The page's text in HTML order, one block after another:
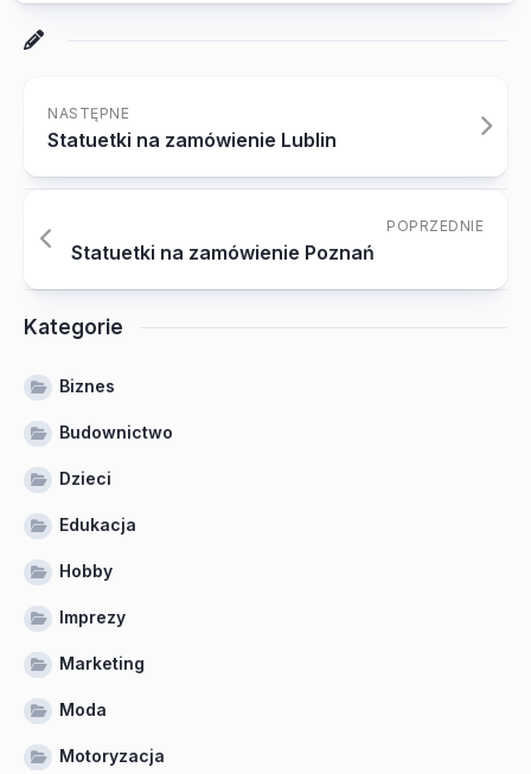
NASTĘPNE
Statuetki na zamówienie Lublin
POPRZEDNIE
Statuetki na zamówienie Poznań
Kategorie
Biznes
Budownictwo
Dzieci
Edukacja
Hobby
Imprezy
Marketing
Moda
Motoryzacja